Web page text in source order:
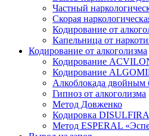
Частный
Скорая
Кодирование от
Капельница от
Кодирование от алкоголизма
Кодирование
Кодирование
Алкоблокада двойным
Гипноз от алкоголизма
Метод Довженко
Кодировка
Метод ESPERAL